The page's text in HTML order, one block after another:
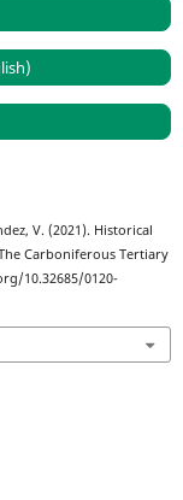
V. (2021). Historical
Carboniferous Tertiary
10.32685/0120-